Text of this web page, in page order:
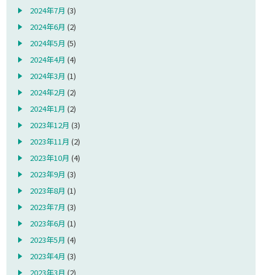
2024年7月 (3)
2024年6月 (2)
2024年5月 (5)
2024年4月 (4)
2024年3月 (1)
2024年2月 (2)
2024年1月 (2)
2023年12月 (3)
2023年11月 (2)
2023年10月 (4)
2023年9月 (3)
2023年8月 (1)
2023年7月 (3)
2023年6月 (1)
2023年5月 (4)
2023年4月 (3)
2023年3月 (2)